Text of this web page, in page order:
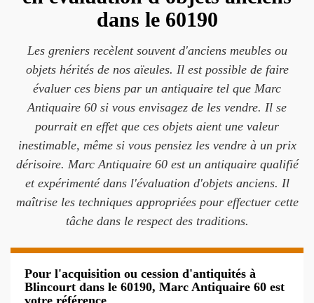
dans le 60190
Les greniers recèlent souvent d'anciens meubles ou
objets hérités de nos aïeules. Il est possible de faire
évaluer ces biens par un antiquaire tel que Marc
Antiquaire 60 si vous envisagez de les vendre. Il se
pourrait en effet que ces objets aient une valeur
inestimable, même si vous pensiez les vendre à un prix
dérisoire. Marc Antiquaire 60 est un antiquaire qualifié
et expérimenté dans l'évaluation d'objets anciens. Il
maîtrise les techniques appropriées pour effectuer cette
tâche dans le respect des traditions.
Pour l'acquisition ou cession d'antiquités à
Blincourt dans le 60190, Marc Antiquaire 60 est
votre référence